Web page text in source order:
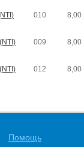
010 8,00
009 8,00
012 8,00
Помощь